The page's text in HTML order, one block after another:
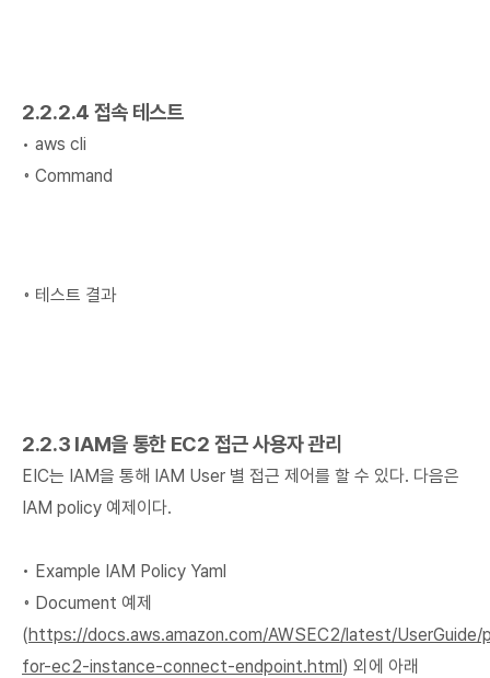
2.2.2.4 접속 테스트
• aws cli
◦ Command
◦ 테스트 결과
2.2.3 IAM을 통한 EC2 접근 사용자 관리
EIC는 IAM을 통해 IAM User 별 접근 제어를 할 수 있다. 다음은
IAM policy 예제이다.
• Example IAM Policy Yaml
◦ Document 예제
(https://docs.aws.amazon.com/AWSEC2/latest/UserGuide/
for-ec2-instance-connect-endpoint.html) 외에 아래